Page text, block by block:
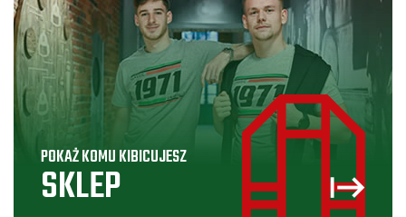
POKAŻ KOMU KIBICUJESZ
SKLEP